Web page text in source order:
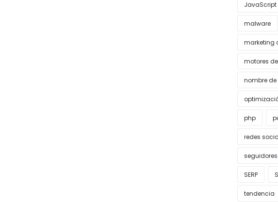
JavaScript
malware
marketing
motores
nombre
php
redes
seguidores
SERP
tendencia